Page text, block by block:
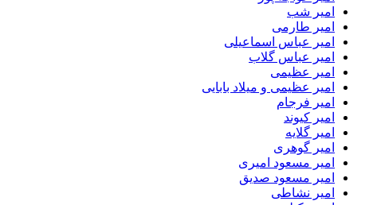
امیر شب
امیر طارمی
امیر عباس اسماعیلی
امیر عباس گلاب
امیر عظیمی
امیر عظیمی و میلاد بابایی
امیر فرجام
امیر کیوند
امیر گلایه
امیر گوهری
امیر مسعود امیری
امیر مسعود صدیق
امیر نشاطی